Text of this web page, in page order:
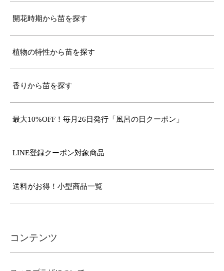
開花時期から苗を探す
植物の特性から苗を探す
香りから苗を探す
最大10%OFF！毎月26日発行「風呂の日クーポン」
LINE登録クーポン対象商品
送料がお得！小型商品一覧
コンテンツ